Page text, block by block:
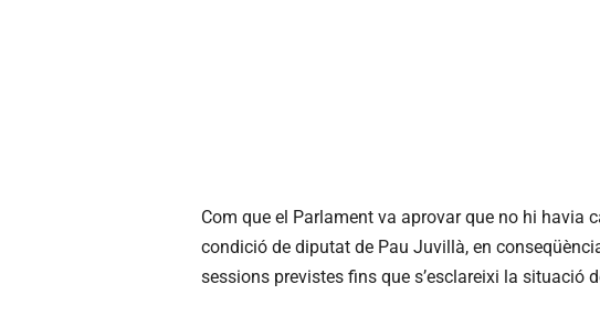
Com que el Parlament va aprovar que no hi havia
condició de diputat de Pau Juvillà, en
sessions previstes fins que s’esclareixi la situació